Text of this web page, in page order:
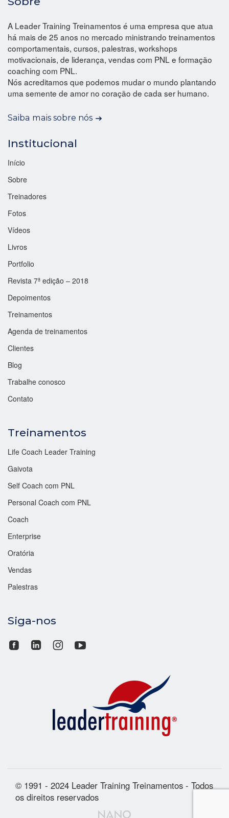
A Leader Training Treinamentos é uma empresa que atua
há mais de 25 anos no mercado ministrando treinamentos
comportamentais, cursos, palestras, workshops
motivacionais, de liderança, vendas com PNL e formação
coaching com PNL.
Nós acreditamos que podemos mudar o mundo plantando
uma semente de amor no coração de cada ser humano.
Saiba mais sobre nós
Institucional
Início
Sobre
Treinadores
Fotos
Vídeos
Livros
Portfolio
Revista 7ª edição – 2018
Depoimentos
Treinamentos
Agenda de treinamentos
Clientes
Blog
Trabalhe conosco
Contato
Treinamentos
Life Coach Leader Training
Gaivota
Self Coach com PNL
Personal Coach com PNL
Coach
Enterprise
Oratória
Vendas
Palestras
Siga-nos
© 1991 - 2024 Leader Training Treinamentos - Todos
os direitos reservados